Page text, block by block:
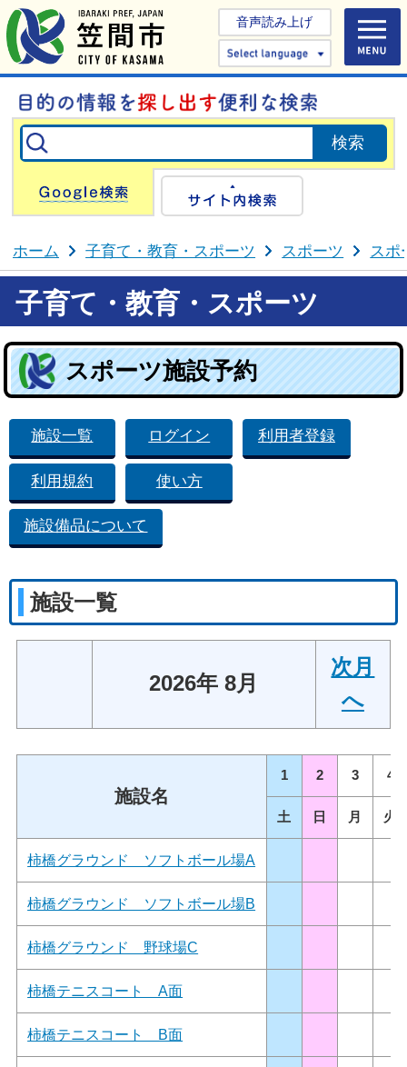
音声読み上げ
Select
Google検索
ホーム 子育て・教育・スポーツ スポーツ スポ
子育て・教育・スポーツ
スポーツ施設予約
施設一覧 ログイン 利用者登録
利用規約 使い方
施設備品について
施設一覧
2026年 8月
次月
へ
施設名
1 2 3 4
土 日 月 火
柿橋グラウンド ソフトボール場A
柿橋グラウンド ソフトボール場B
柿橋グラウンド 野球場C
柿橋テニスコート A面
柿橋テニスコート B面